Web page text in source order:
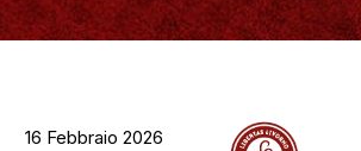
16 Febbraio 2026